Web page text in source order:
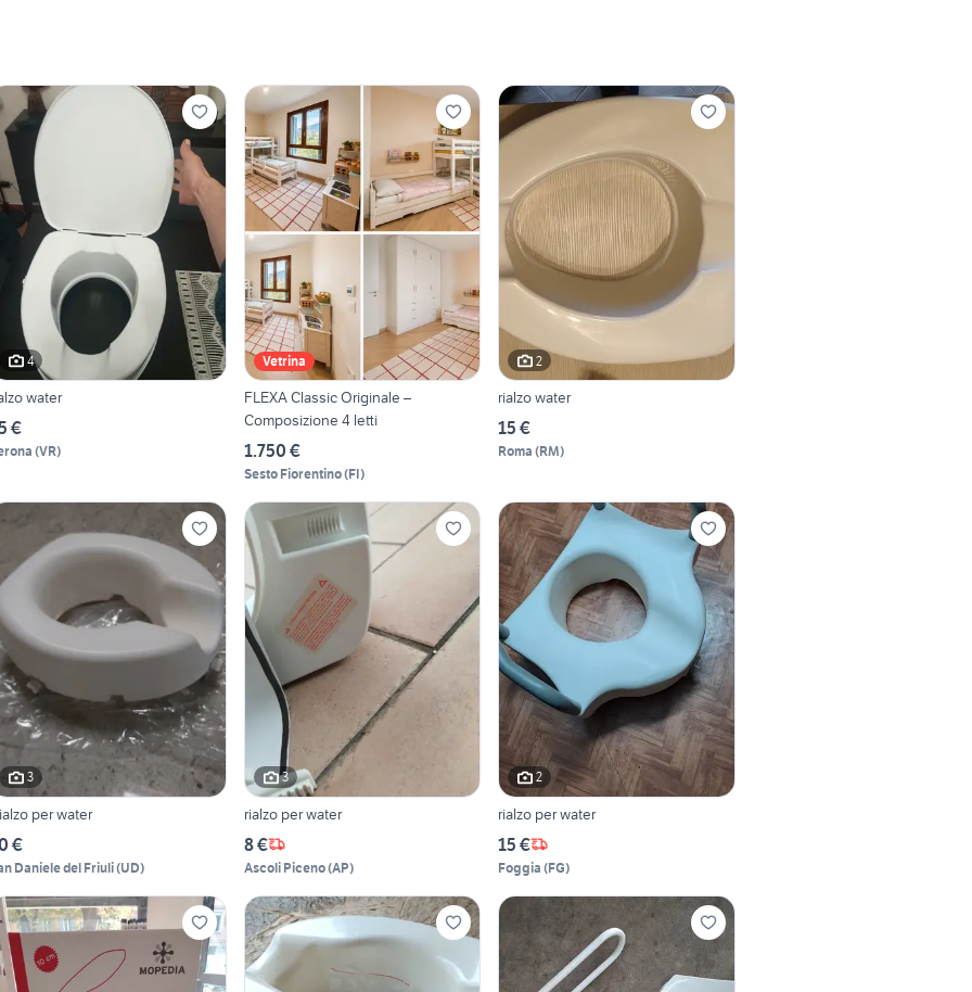
4
water
€
(VR)
Vetrina
FLEXA Classic Originale –
Composizione 4 letti
1.750 €
Sesto Fiorentino(FI)
2
rialzo water
15 €
Roma (RM)
3
per water
€
Daniele del Friuli(UD)
3
rialzo per water
8 €
Ascoli Piceno(AP)
2
rialzo per water
15 €
Foggia (FG)